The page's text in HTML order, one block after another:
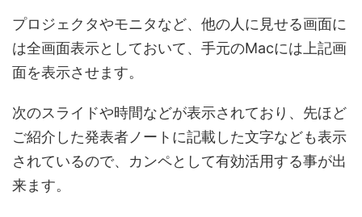
プロジェクタやモニタなど、他の人に見せる画面に
は全画面表示としておいて、手元のMacには上記画
面を表示させます。
次のスライドや時間などが表示されており、先ほど
ご紹介した発表者ノートに記載した文字なども表示
されているので、カンペとして有効活用する事が出
来ます。